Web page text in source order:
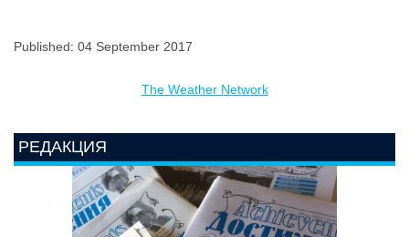
Published: 04 September 2017
The Weather Network
РЕДАКЦИЯ